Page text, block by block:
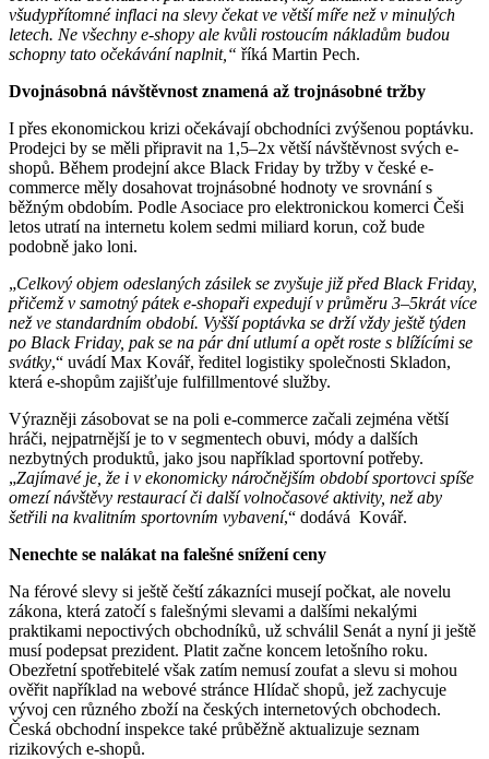
všudypřítomné inflaci na slevy čekat ve větší míře než v minulých
letech. Ne všechny e-shopy ale kvůli rostoucím nákladům budou
schopny tato očekávání naplnit,“ říká Martin Pech.
Dvojnásobná návštěvnost znamená až trojnásobné tržby
I přes ekonomickou krizi očekávají obchodníci zvýšenou poptávku.
Prodejci by se měli připravit na 1,5–2x větší návštěvnost svých e-
shopů. Během prodejní akce Black Friday by tržby v české e-
commerce měly dosahovat trojnásobné hodnoty ve srovnání s
běžným obdobím. Podle Asociace pro elektronickou komerci Češi
letos utratí na internetu kolem sedmi miliard korun, což bude
podobně jako loni.
„Celkový objem odeslaných zásilek se zvyšuje již před Black Friday,
přičemž v samotný pátek e-shopaři expedují v průměru 3–5krát více
než ve standardním období. Vyšší poptávka se drží vždy ještě týden
po Black Friday, pak se na pár dní utlumí a opět roste s blížícími se
svátky,“ uvádí Max Kovář, ředitel logistiky společnosti Skladon,
která e-shopům zajišťuje fulfillmentové služby.
Výrazněji zásobovat se na poli e-commerce začali zejména větší
hráči, nejpatrnější je to v segmentech obuvi, módy a dalších
nezbytných produktů, jako jsou například sportovní potřeby.
„Zajímavé je, že i v ekonomicky náročnějším období sportovci spíše
omezí návštěvy restaurací či další volnočasové aktivity, než aby
šetřili na kvalitním sportovním vybavení,“ dodává Kovář.
Nenechte se nalákat na falešné snížení ceny
Na férové slevy si ještě čeští zákazníci musejí počkat, ale novelu
zákona, která zatočí s falešnými slevami a dalšími nekalými
praktikami nepoctivých obchodníků, už schválil Senát a nyní ji ještě
musí podepsat prezident. Platit začne koncem letošního roku.
Obezřetní spotřebitelé však zatím nemusí zoufat a slevu si mohou
ověřit například na webové stránce Hlídač shopů, jež zachycuje
vývoj cen různého zboží na českých internetových obchodech.
Česká obchodní inspekce také průběžně aktualizuje seznam
rizikových e-shopů.